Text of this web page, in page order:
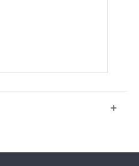
ve Francii, Německu a